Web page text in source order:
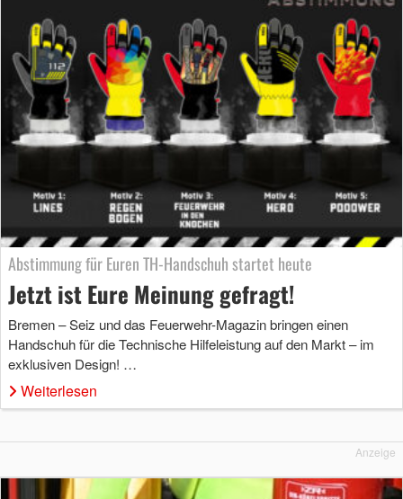
Abstimmung für Euren TH-Handschuh startet heute
Jetzt ist Eure Meinung gefragt!
Bremen – Seiz und das Feuerwehr-Magazin bringen einen
Handschuh für die Technische Hilfeleistung auf den Markt – im
exklusiven Design! …
Weiterlesen
Anzeige